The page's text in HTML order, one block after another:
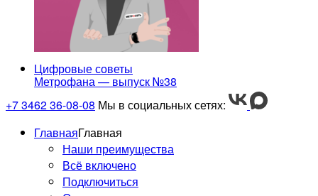
Цифровые советы
Метрофана — выпуск №38
+7 3462 36-08-08 Мы в социальных сетях:
ГлавнаяГлавная
Наши преимущества
Всё включено
Подключиться